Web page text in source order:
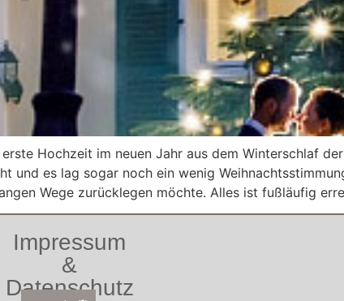
Hochzeit im neuen Jahr aus dem Winterschlaf
und es lag sogar noch ein wenig
Wege zurücklegen möchte. Alles ist fußläufig
Impressum
&
Datenschutz